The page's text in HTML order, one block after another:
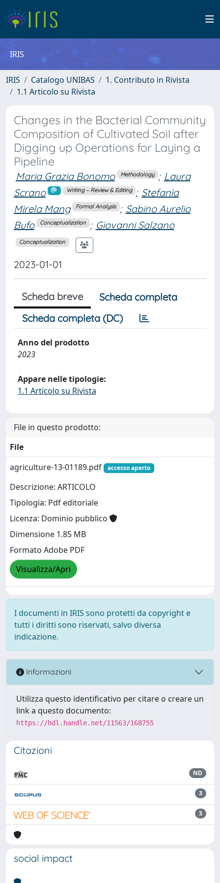
IRIS
IRIS Catalogo UNIBAS
1. Contributo in Rivista
1.1 Articolo su Rivista
Changes in the Bacterial Community
Composition of Cultivated Soil after
Digging up Operations for Laying a
Pipeline
Maria Grazia Bonomo Methodology ; Laura
Scrano
Writing – Review & Editing ; Stefania
Mirela Mang
Formal Analysis ; Sabino Aurelio
Bufo
Conceptualization ; Giovanni Salzano
Conceptualization
2023-01-01
Scheda breve
Scheda completa
Scheda completa (DC)
Anno del prodotto
2023
Appare nelle tipologie:
1.1 Articolo su Rivista
File in questo prodotto:
File
agriculture-13-01189.pdf
accesso aperto
Descrizione: ARTICOLO
Tipologia: Pdf editoriale
Licenza: Dominio pubblico
Dimensione 1.85 MB
Formato Adobe PDF
Visualizza/Apri
I documenti in IRIS sono protetti da copyright e
tutti i diritti sono riservati, salvo diversa
indicazione.
Informazioni
Utilizza questo identificativo per citare o creare un
link a questo documento:
https://hdl.handle.net/11563/168755
Citazioni
ND
3
3
social impact